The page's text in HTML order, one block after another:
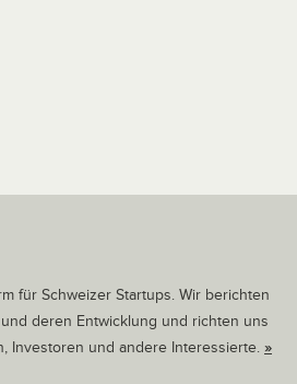
für Schweizer Startups. Wir berichten
deren Entwicklung und richten uns
Investoren und andere Interessierte. »